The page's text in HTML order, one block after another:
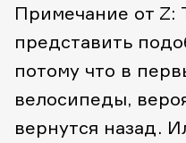
Примечание от Z:
представить
потому что в
велосипеды,
вернутся назад.